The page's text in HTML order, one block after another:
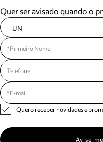
Quer ser avisado quando o
UN
Quero receber novidades e
Avise-